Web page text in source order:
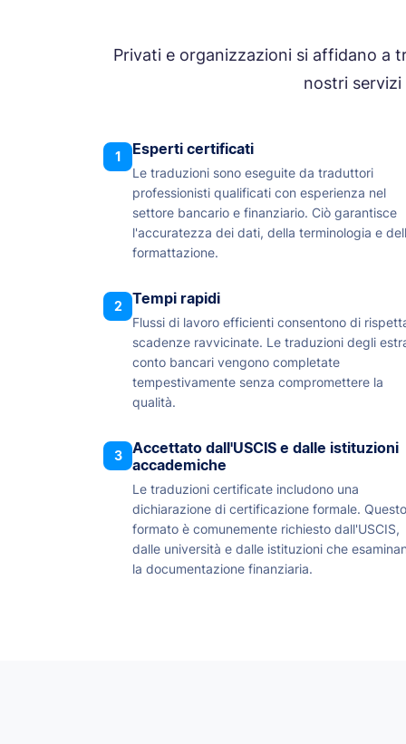
Privati e organizzazioni si affidano a
nostri servizi
1 Esperti certificati
Le traduzioni sono eseguite da traduttori
professionisti qualificati con esperienza nel
settore bancario e finanziario. Ciò garantisce
l'accuratezza dei dati, della terminologia e
formattazione.
2 Tempi rapidi
Flussi di lavoro efficienti consentono di
scadenze ravvicinate. Le traduzioni degli
conto bancari vengono completate
tempestivamente senza compromettere la
qualità.
3
Accettato dall'USCIS e dalle istituzioni
accademiche
Le traduzioni certificate includono una
dichiarazione di certificazione formale. Questo
formato è comunemente richiesto dall'USCIS,
dalle università e dalle istituzioni che
la documentazione finanziaria.